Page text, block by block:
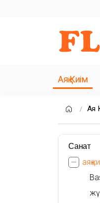
Аяқ Киім
Аяқ
Санат
аяқ